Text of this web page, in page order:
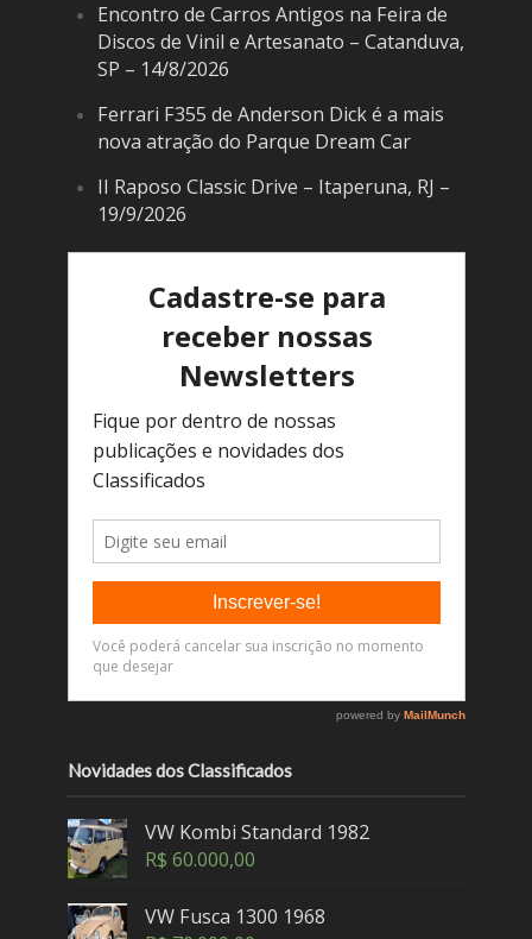
Encontro de Carros Antigos na Feira de
Discos de Vinil e Artesanato – Catanduva,
SP – 14/8/2026
Ferrari F355 de Anderson Dick é a mais
nova atração do Parque Dream Car
II Raposo Classic Drive – Itaperuna, RJ –
19/9/2026
Novidades dos Classificados
VW Kombi Standard 1982
R$ 60.000,00
VW Fusca 1300 1968